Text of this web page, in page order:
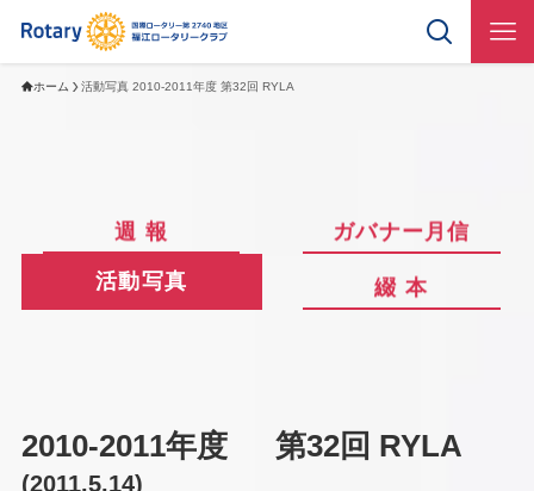
ホーム 活動写真 2010-2011年度 第32回 RYLA
週 報 ガバナー月信
活動写真 綴 本
2010-2011年度 第32回 RYLA
(2011.5.14)